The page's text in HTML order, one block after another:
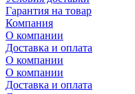
Гарантия на товар
Компания
О компании
Доставка и оплата
О компании
О компании
Доставка и оплата